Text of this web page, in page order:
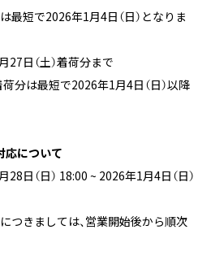
最短で2026年1月4日（日）となりま
27日（土）着荷分まで
荷分は最短で2026年1月4日（日）以降
応について
日（日） 18:00 ~ 2026年1月4日（日）
つきましては、営業開始後から順次